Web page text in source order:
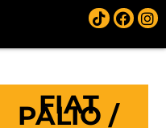
FIAT
PALIO /